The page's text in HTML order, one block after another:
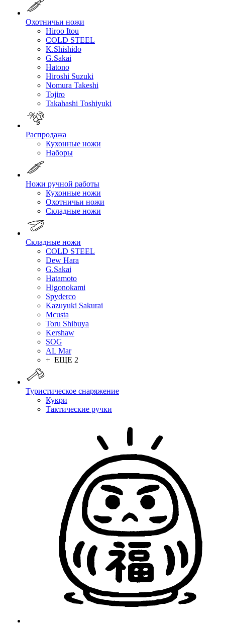
Охотничьи ножи
Hiroo Itou
COLD STEEL
K.Shishido
G.Sakai
Hatono
Hiroshi Suzuki
Nomura Takeshi
Tojiro
Takahashi Toshiyuki
Распродажа
Кухонные ножи
Наборы
Ножи ручной работы
Кухонные ножи
Охотничьи ножи
Складные ножи
Складные ножи
COLD STEEL
Dew Hara
G.Sakai
Hatamoto
Higonokami
Spyderco
Kazuyuki Sakurai
Mcusta
Toru Shibuya
Kershaw
SOG
AL Mar
+ ЕЩЕ 2
Туристическое снаряжение
Кукри
Тактические ручки